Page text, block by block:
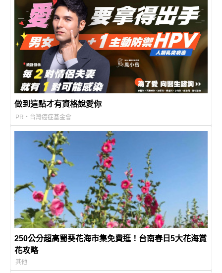
做到這點才有資格說愛你
PR・台灣癌症基金會
250公分超高蜀葵花海市集免費逛！台南春日5大花海賞
花攻略
其他